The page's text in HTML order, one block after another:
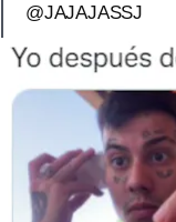
@JAJAJASSJ